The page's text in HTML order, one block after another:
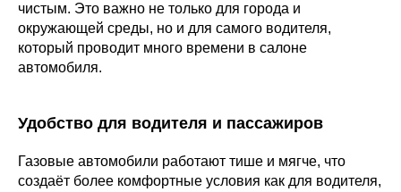
чистым. Это важно не только для города и
окружающей среды, но и для самого водителя,
который проводит много времени в салоне
автомобиля.
Удобство для водителя и пассажиров
Газовые автомобили работают тише и мягче, что
создаёт более комфортные условия как для водителя,